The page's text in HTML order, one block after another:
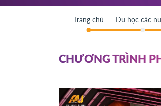
Trang chủ Du học các
CHƯƠNG TRÌNH